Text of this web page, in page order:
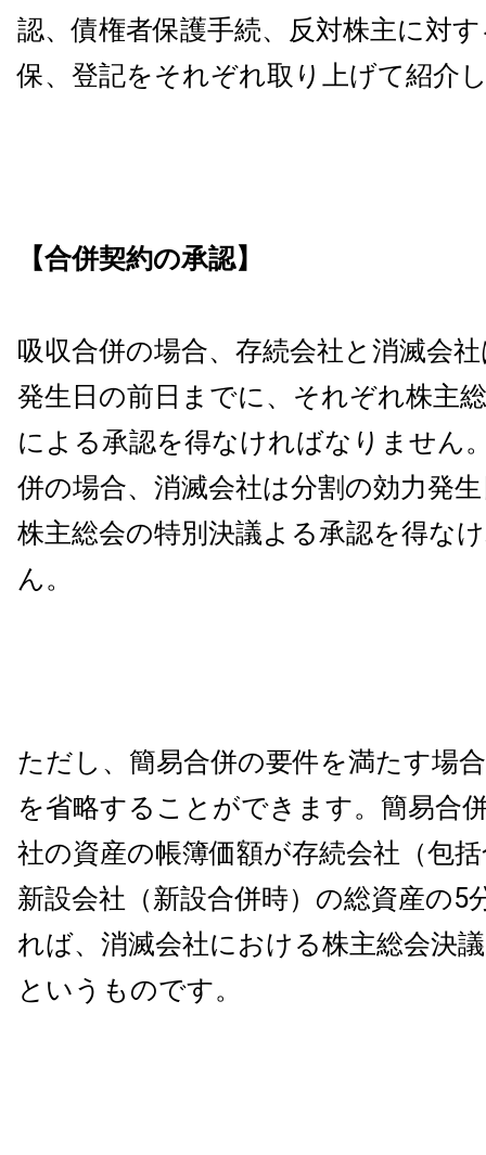
認、債権者保護手続、反対株主に対
保、登記をそれぞれ取り上げて紹介
【合併契約の承認】
吸収合併の場合、存続会社と消滅会
発生日の前日までに、それぞれ株主
による承認を得なければなりません
併の場合、消滅会社は分割の効力発
株主総会の特別決議よる承認を得な
ん。
ただし、簡易合併の要件を満たす場
を省略することができます。簡易合
社の資産の帳簿価額が存続会社（包
新設会社（新設合併時）の総資産の5
れば、消滅会社における株主総会決
というものです。